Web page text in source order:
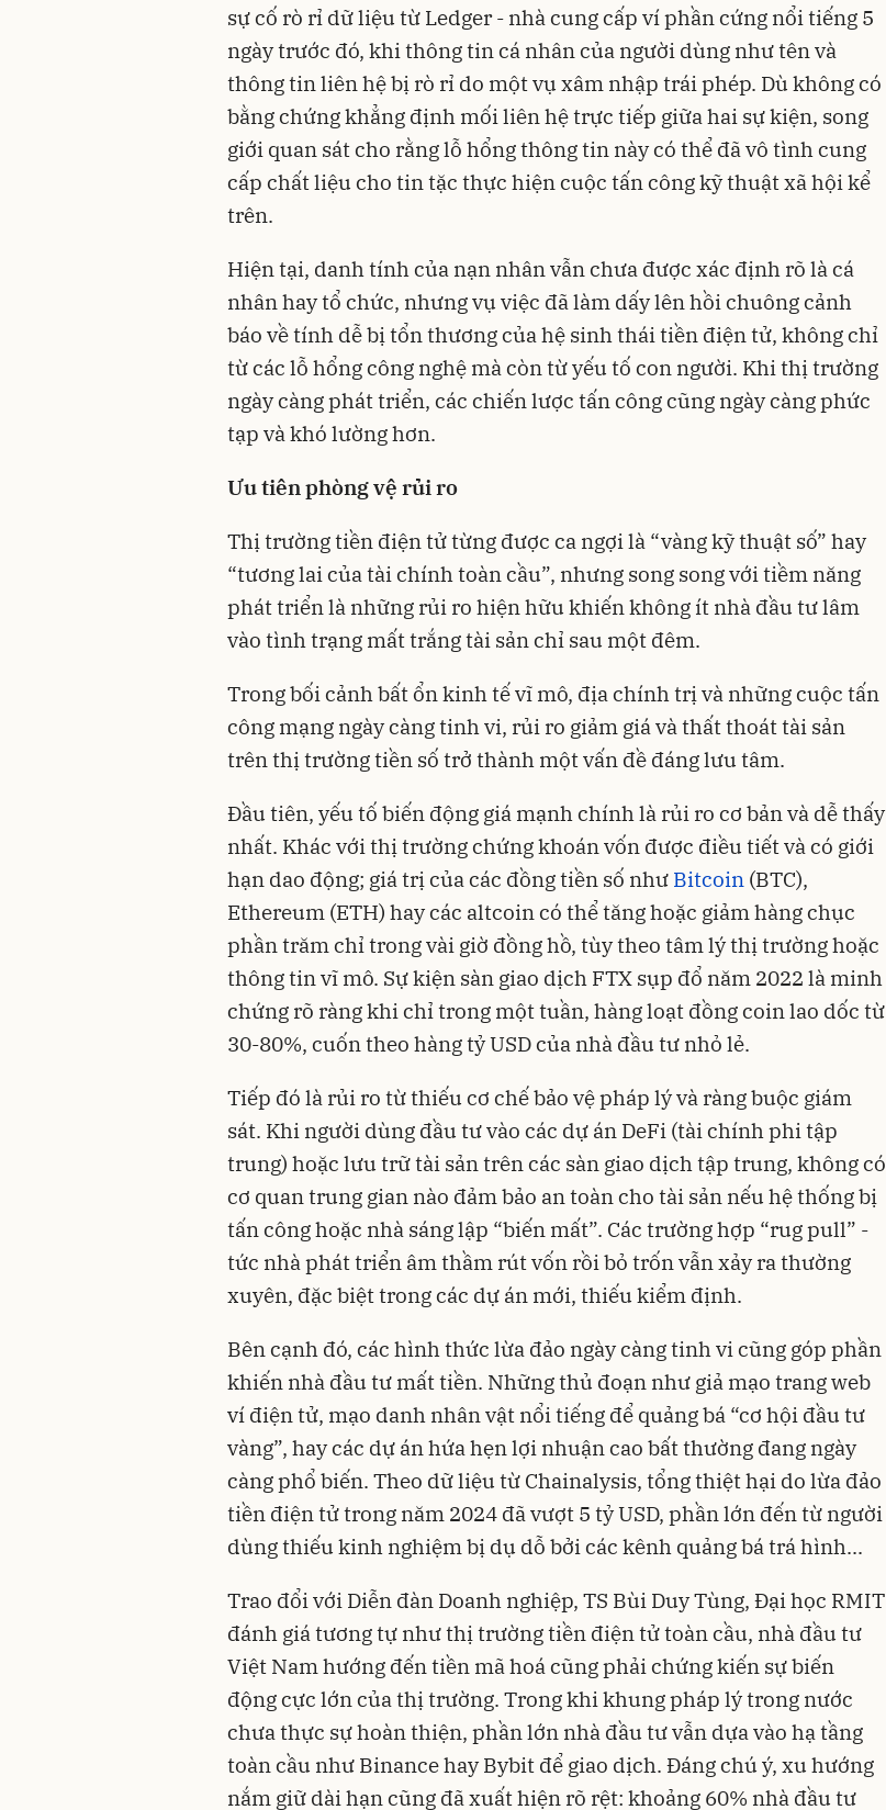
sự cố rò rỉ dữ liệu từ Ledger - nhà cung cấp ví phần cứng nổi tiếng 5
ngày trước đó, khi thông tin cá nhân của người dùng như tên và
thông tin liên hệ bị rò rỉ do một vụ xâm nhập trái phép. Dù không có
bằng chứng khẳng định mối liên hệ trực tiếp giữa hai sự kiện, song
giới quan sát cho rằng lỗ hổng thông tin này có thể đã vô tình cung
cấp chất liệu cho tin tặc thực hiện cuộc tấn công kỹ thuật xã hội kể
trên.
Hiện tại, danh tính của nạn nhân vẫn chưa được xác định rõ là cá
nhân hay tổ chức, nhưng vụ việc đã làm dấy lên hồi chuông cảnh
báo về tính dễ bị tổn thương của hệ sinh thái tiền điện tử, không chỉ
từ các lỗ hổng công nghệ mà còn từ yếu tố con người. Khi thị trường
ngày càng phát triển, các chiến lược tấn công cũng ngày càng phức
tạp và khó lường hơn.
Ưu tiên phòng vệ rủi ro
Thị trường tiền điện tử từng được ca ngợi là “vàng kỹ thuật số” hay
“tương lai của tài chính toàn cầu”, nhưng song song với tiềm năng
phát triển là những rủi ro hiện hữu khiến không ít nhà đầu tư lâm
vào tình trạng mất trắng tài sản chỉ sau một đêm.
Trong bối cảnh bất ổn kinh tế vĩ mô, địa chính trị và những cuộc tấn
công mạng ngày càng tinh vi, rủi ro giảm giá và thất thoát tài sản
trên thị trường tiền số trở thành một vấn đề đáng lưu tâm.
Đầu tiên, yếu tố biến động giá mạnh chính là rủi ro cơ bản và dễ thấy
nhất. Khác với thị trường chứng khoán vốn được điều tiết và có giới
hạn dao động; giá trị của các đồng tiền số như Bitcoin (BTC),
Ethereum (ETH) hay các altcoin có thể tăng hoặc giảm hàng chục
phần trăm chỉ trong vài giờ đồng hồ, tùy theo tâm lý thị trường hoặc
thông tin vĩ mô. Sự kiện sàn giao dịch FTX sụp đổ năm 2022 là minh
chứng rõ ràng khi chỉ trong một tuần, hàng loạt đồng coin lao dốc từ
30-80%, cuốn theo hàng tỷ USD của nhà đầu tư nhỏ lẻ.
Tiếp đó là rủi ro từ thiếu cơ chế bảo vệ pháp lý và ràng buộc giám
sát. Khi người dùng đầu tư vào các dự án DeFi (tài chính phi tập
trung) hoặc lưu trữ tài sản trên các sàn giao dịch tập trung, không có
cơ quan trung gian nào đảm bảo an toàn cho tài sản nếu hệ thống bị
tấn công hoặc nhà sáng lập “biến mất”. Các trường hợp “rug pull” -
tức nhà phát triển âm thầm rút vốn rồi bỏ trốn vẫn xảy ra thường
xuyên, đặc biệt trong các dự án mới, thiếu kiểm định.
Bên cạnh đó, các hình thức lừa đảo ngày càng tinh vi cũng góp phần
khiến nhà đầu tư mất tiền. Những thủ đoạn như giả mạo trang web
ví điện tử, mạo danh nhân vật nổi tiếng để quảng bá “cơ hội đầu tư
vàng”, hay các dự án hứa hẹn lợi nhuận cao bất thường đang ngày
càng phổ biến. Theo dữ liệu từ Chainalysis, tổng thiệt hại do lừa đảo
tiền điện tử trong năm 2024 đã vượt 5 tỷ USD, phần lớn đến từ người
dùng thiếu kinh nghiệm bị dụ dỗ bởi các kênh quảng bá trá hình...
Trao đổi với Diễn đàn Doanh nghiệp, TS Bùi Duy Tùng, Đại học RMIT
đánh giá tương tự như thị trường tiền điện tử toàn cầu, nhà đầu tư
Việt Nam hướng đến tiền mã hoá cũng phải chứng kiến sự biến
động cực lớn của thị trường. Trong khi khung pháp lý trong nước
chưa thực sự hoàn thiện, phần lớn nhà đầu tư vẫn dựa vào hạ tầng
toàn cầu như Binance hay Bybit để giao dịch. Đáng chú ý, xu hướng
nắm giữ dài hạn cũng đã xuất hiện rõ rệt: khoảng 60% nhà đầu tư